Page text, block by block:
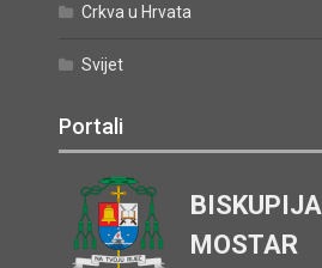
Crkva u Hrvata
Svijet
Portali
BISKUPIJA
MOSTAR